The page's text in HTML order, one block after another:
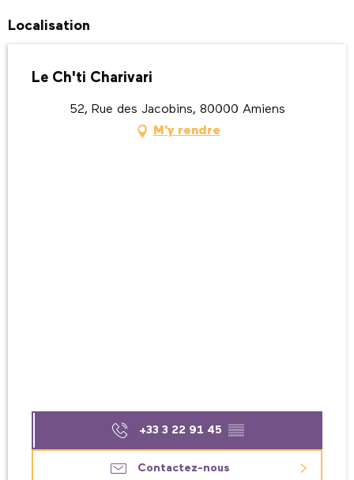
Localisation
Le Ch'ti Charivari
52, Rue des Jacobins, 80000 Amiens
M'y rendre
+33 3 22 91 45 ▒▒
Contactez-nous